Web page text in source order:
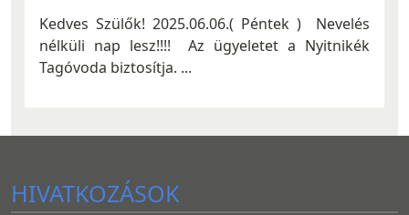
Kedves Szülők! 2025.06.06.( Péntek ) Nevelés
nélküli nap lesz!!!! Az ügyeletet a Nyitnikék
Tagóvoda biztosítja. ...
HIVATKOZÁSOK